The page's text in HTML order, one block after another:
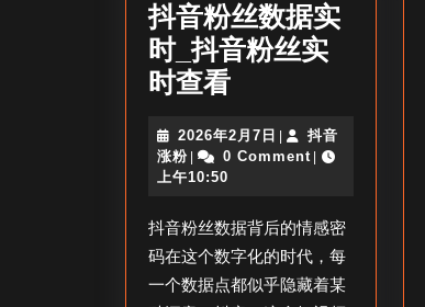
抖音粉丝数据实
时_抖音粉丝实
时查看抖
粉
数
据
实
2026年2月7日 2026
年
7
日
抖音
涨粉 抖
音
粉
0 Comment
上午10:50
抖音粉丝数据背后的情感密
码在这个数字化的时代，每
一个数据点都似乎隐藏着某